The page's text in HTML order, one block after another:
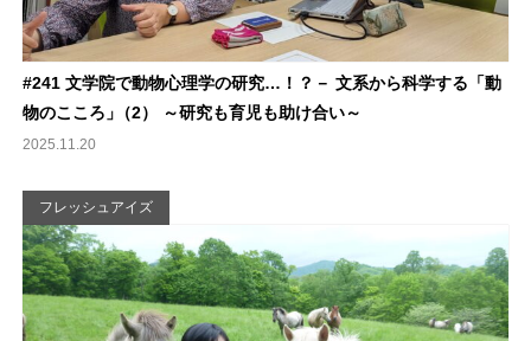
#241 文学院で動物心理学の研究…！？－ 文系から科学する「動
物のこころ 」 （2） ～研究も育児も助け合い～
2025.11.20
フレッシュアイズ